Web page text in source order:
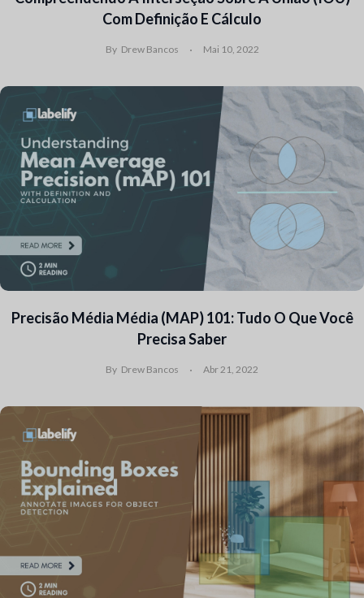
Com Definição E Cálculo
By Drew Bancos Mai 10, 2022
Precisão Média Média (mAP) 101: Tudo O Que Você
Precisa Saber
By Drew Bancos Abr 21, 2022